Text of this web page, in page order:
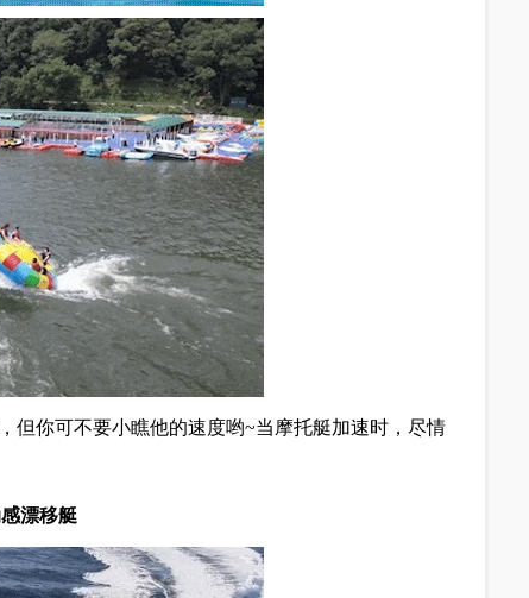
但你可不要小瞧他的速度哟~当摩托艇加速时，尽情
漂移艇